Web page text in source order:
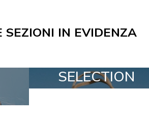
SEZIONI IN EVIDENZA